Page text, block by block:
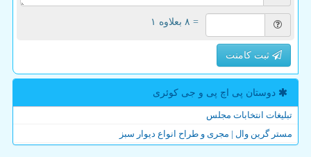
= ۸ بعلاوه ۱
ثبت کامنت
دوستان پی اچ پی و جی كوئری
تبلیغات انتخابات مجلس
مستر گرین وال | مجری و طراح انواع دیوار سبز